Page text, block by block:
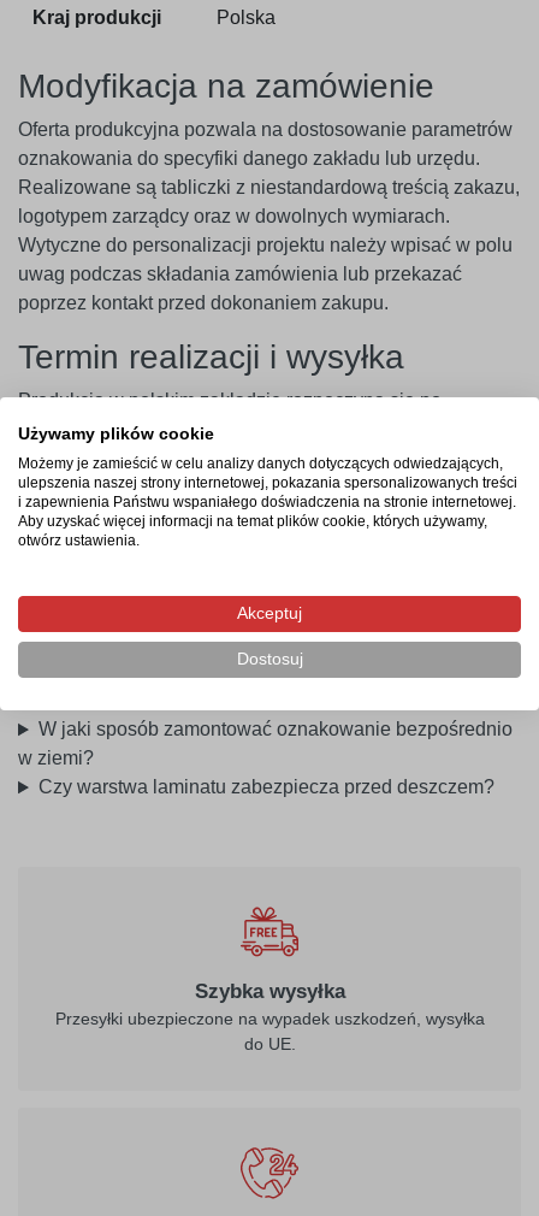
Kraj produkcji Polska
Modyfikacja na zamówienie
Oferta produkcyjna pozwala na dostosowanie parametrów
oznakowania do specyfiki danego zakładu lub urzędu.
Realizowane są tabliczki z niestandardową treścią zakazu,
logotypem zarządcy oraz w dowolnych wymiarach.
Wytyczne do personalizacji projektu należy wpisać w polu
uwag podczas składania zamówienia lub przekazać
poprzez kontakt przed dokonaniem zakupu.
Termin realizacji i wysyłka
Produkcja w polskim zakładzie rozpoczyna się po
zarejestrowaniu i opłaceniu zamówienia. Czas realizacji
zajmuje od 3 do 4 dni roboczych, a wysyłka gotowego
asortymentu pod wskazany adres trwa zazwyczaj 1 dzień
roboczy.
Czy tabliczka nie pęknie podczas wiercenia otworów
pod wkręty?
Czy można zamówić tabliczkę z własnym piktogramem
W jaki sposób zamontować oznakowanie bezpośrednio
w ziemi?
Czy warstwa laminatu zabezpiecza przed deszczem?
Szybka wysyłka
Przesyłki ubezpieczone na wypadek uszkodzeń, wysyłka
do UE.
Używamy plików cookie
Możemy je zamieścić w celu analizy danych dotyczących odwiedzających,
ulepszenia naszej strony internetowej, pokazania spersonalizowanych treści
i zapewnienia Państwu wspaniałego doświadczenia na stronie internetowej.
Aby uzyskać więcej informacji na temat plików cookie, których używamy,
otwórz ustawienia.
Akceptuj
Dostosuj